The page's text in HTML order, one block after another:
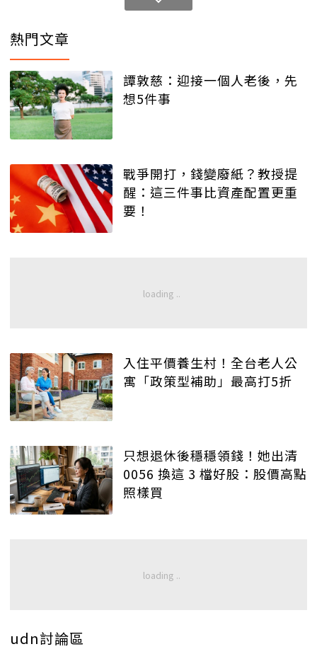
熱門文章
譚敦慈：迎接一個人老後，先
想5件事
戰爭開打，錢變廢紙？教授提
醒：這三件事比資產配置更重
要！
入住平價養生村！全台老人公
寓「政策型補助」最高打5折
只想退休後穩穩領錢！她出清
0056 換這 3 檔好股：股價高點
照樣買
udn討論區